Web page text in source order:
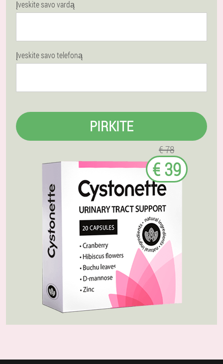
Įveskite savo vardą
Įveskite savo telefoną
PIRKITE
€ 78
€ 39